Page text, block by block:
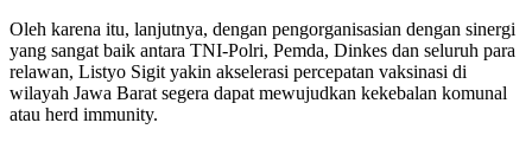
Oleh karena itu, lanjutnya, dengan pengorganisasian dengan sinergi
yang sangat baik antara TNI-Polri, Pemda, Dinkes dan seluruh para
relawan, Listyo Sigit yakin akselerasi percepatan vaksinasi di
wilayah Jawa Barat segera dapat mewujudkan kekebalan komunal
atau herd immunity.